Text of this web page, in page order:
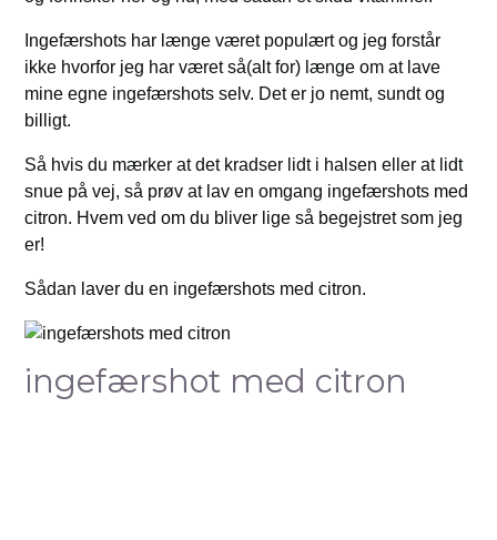
Ingefærshots har længe været populært og jeg forstår
ikke hvorfor jeg har været så(alt for) længe om at lave
mine egne ingefærshots selv. Det er jo nemt, sundt og
billigt.
Så hvis du mærker at det kradser lidt i halsen eller at lidt
snue på vej, så prøv at lav en omgang ingefærshots med
citron. Hvem ved om du bliver lige så begejstret som jeg
er!
Sådan laver du en ingefærshots med citron.
ingefærshot med citron